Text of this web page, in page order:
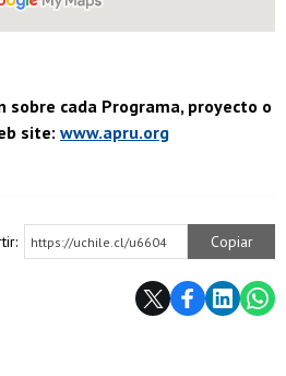
sobre cada Programa, proyecto o
site: www.apru.org
https://uchile.cl/u6604 Copiar